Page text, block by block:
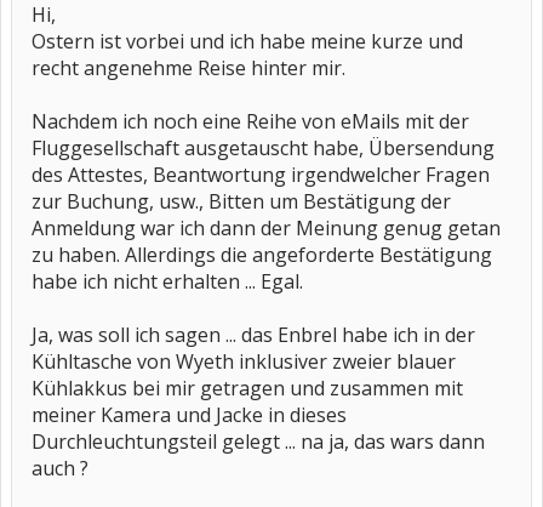
Hi,
Ostern ist vorbei und ich habe meine kurze und
recht angenehme Reise hinter mir.
Nachdem ich noch eine Reihe von eMails mit der
Fluggesellschaft ausgetauscht habe, Übersendung
des Attestes, Beantwortung irgendwelcher Fragen
zur Buchung, usw., Bitten um Bestätigung der
Anmeldung war ich dann der Meinung genug getan
zu haben. Allerdings die angeforderte Bestätigung
habe ich nicht erhalten ... Egal.
Ja, was soll ich sagen ... das Enbrel habe ich in der
Kühltasche von Wyeth inklusiver zweier blauer
Kühlakkus bei mir getragen und zusammen mit
meiner Kamera und Jacke in dieses
Durchleuchtungsteil gelegt ... na ja, das wars dann
auch ?